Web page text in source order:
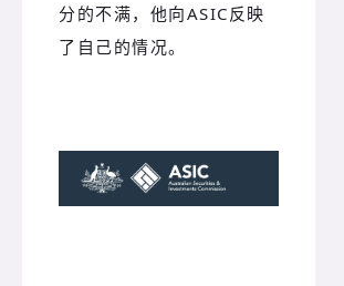
分的不满，他向ASIC反映
了自己的情况。